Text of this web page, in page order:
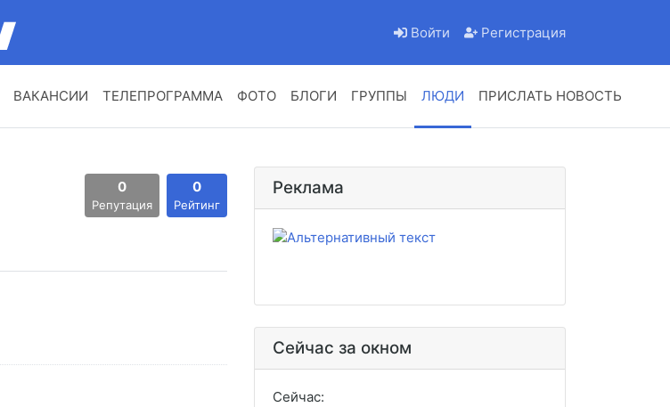
Войти Регистрация
ВАКАНСИИ ТЕЛЕПРОГРАММА ФОТО БЛОГИ ГРУППЫ ЛЮДИ ПРИСЛАТЬ НОВОСТЬ
0
Репутация
0
Рейтинг
Реклама
Сейчас за окном
Сейчас: